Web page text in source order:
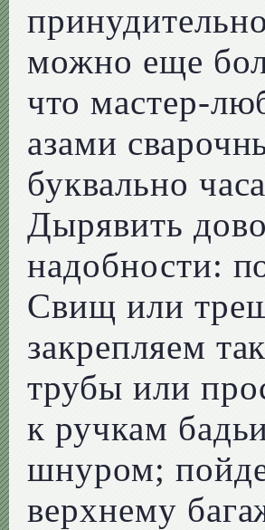
можно еще
что мастер-
азами
буквально
Дырявить
надобности:
Свищ или
закрепляем
трубы или
к ручкам
шнуром;
верхнему